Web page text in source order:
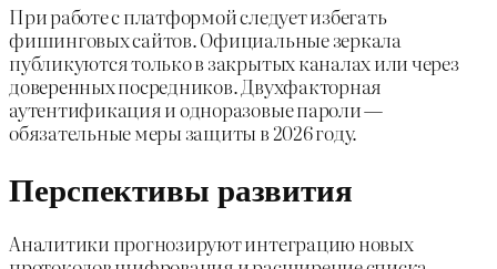
При работе с платформой следует избегать
фишинговых сайтов. Официальные зеркала
публикуются только в закрытых каналах или через
доверенных посредников. Двухфакторная
аутентификация и одноразовые пароли —
обязательные меры защиты в 2026 году.
Перспективы развития
Аналитики прогнозируют интеграцию новых